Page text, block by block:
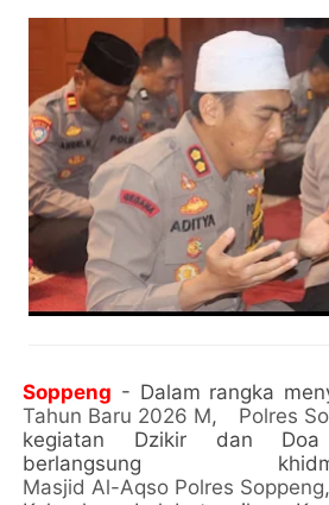
Soppeng - Dalam rangka
Tahun Baru 2026 M, Polres
kegiatan Dzikir dan Doa
berlangsung
Masjid Al-Aqso Polres Soppeng